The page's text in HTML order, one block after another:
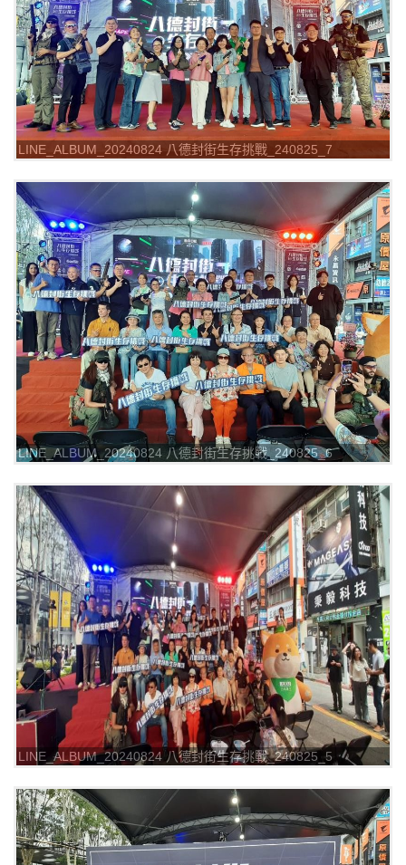
LINE_ALBUM_20240824 八德封街生存挑戰_240825_7
LINE_ALBUM_20240824 八德封街生存挑戰_240825_6
LINE_ALBUM_20240824 八德封街生存挑戰_240825_5